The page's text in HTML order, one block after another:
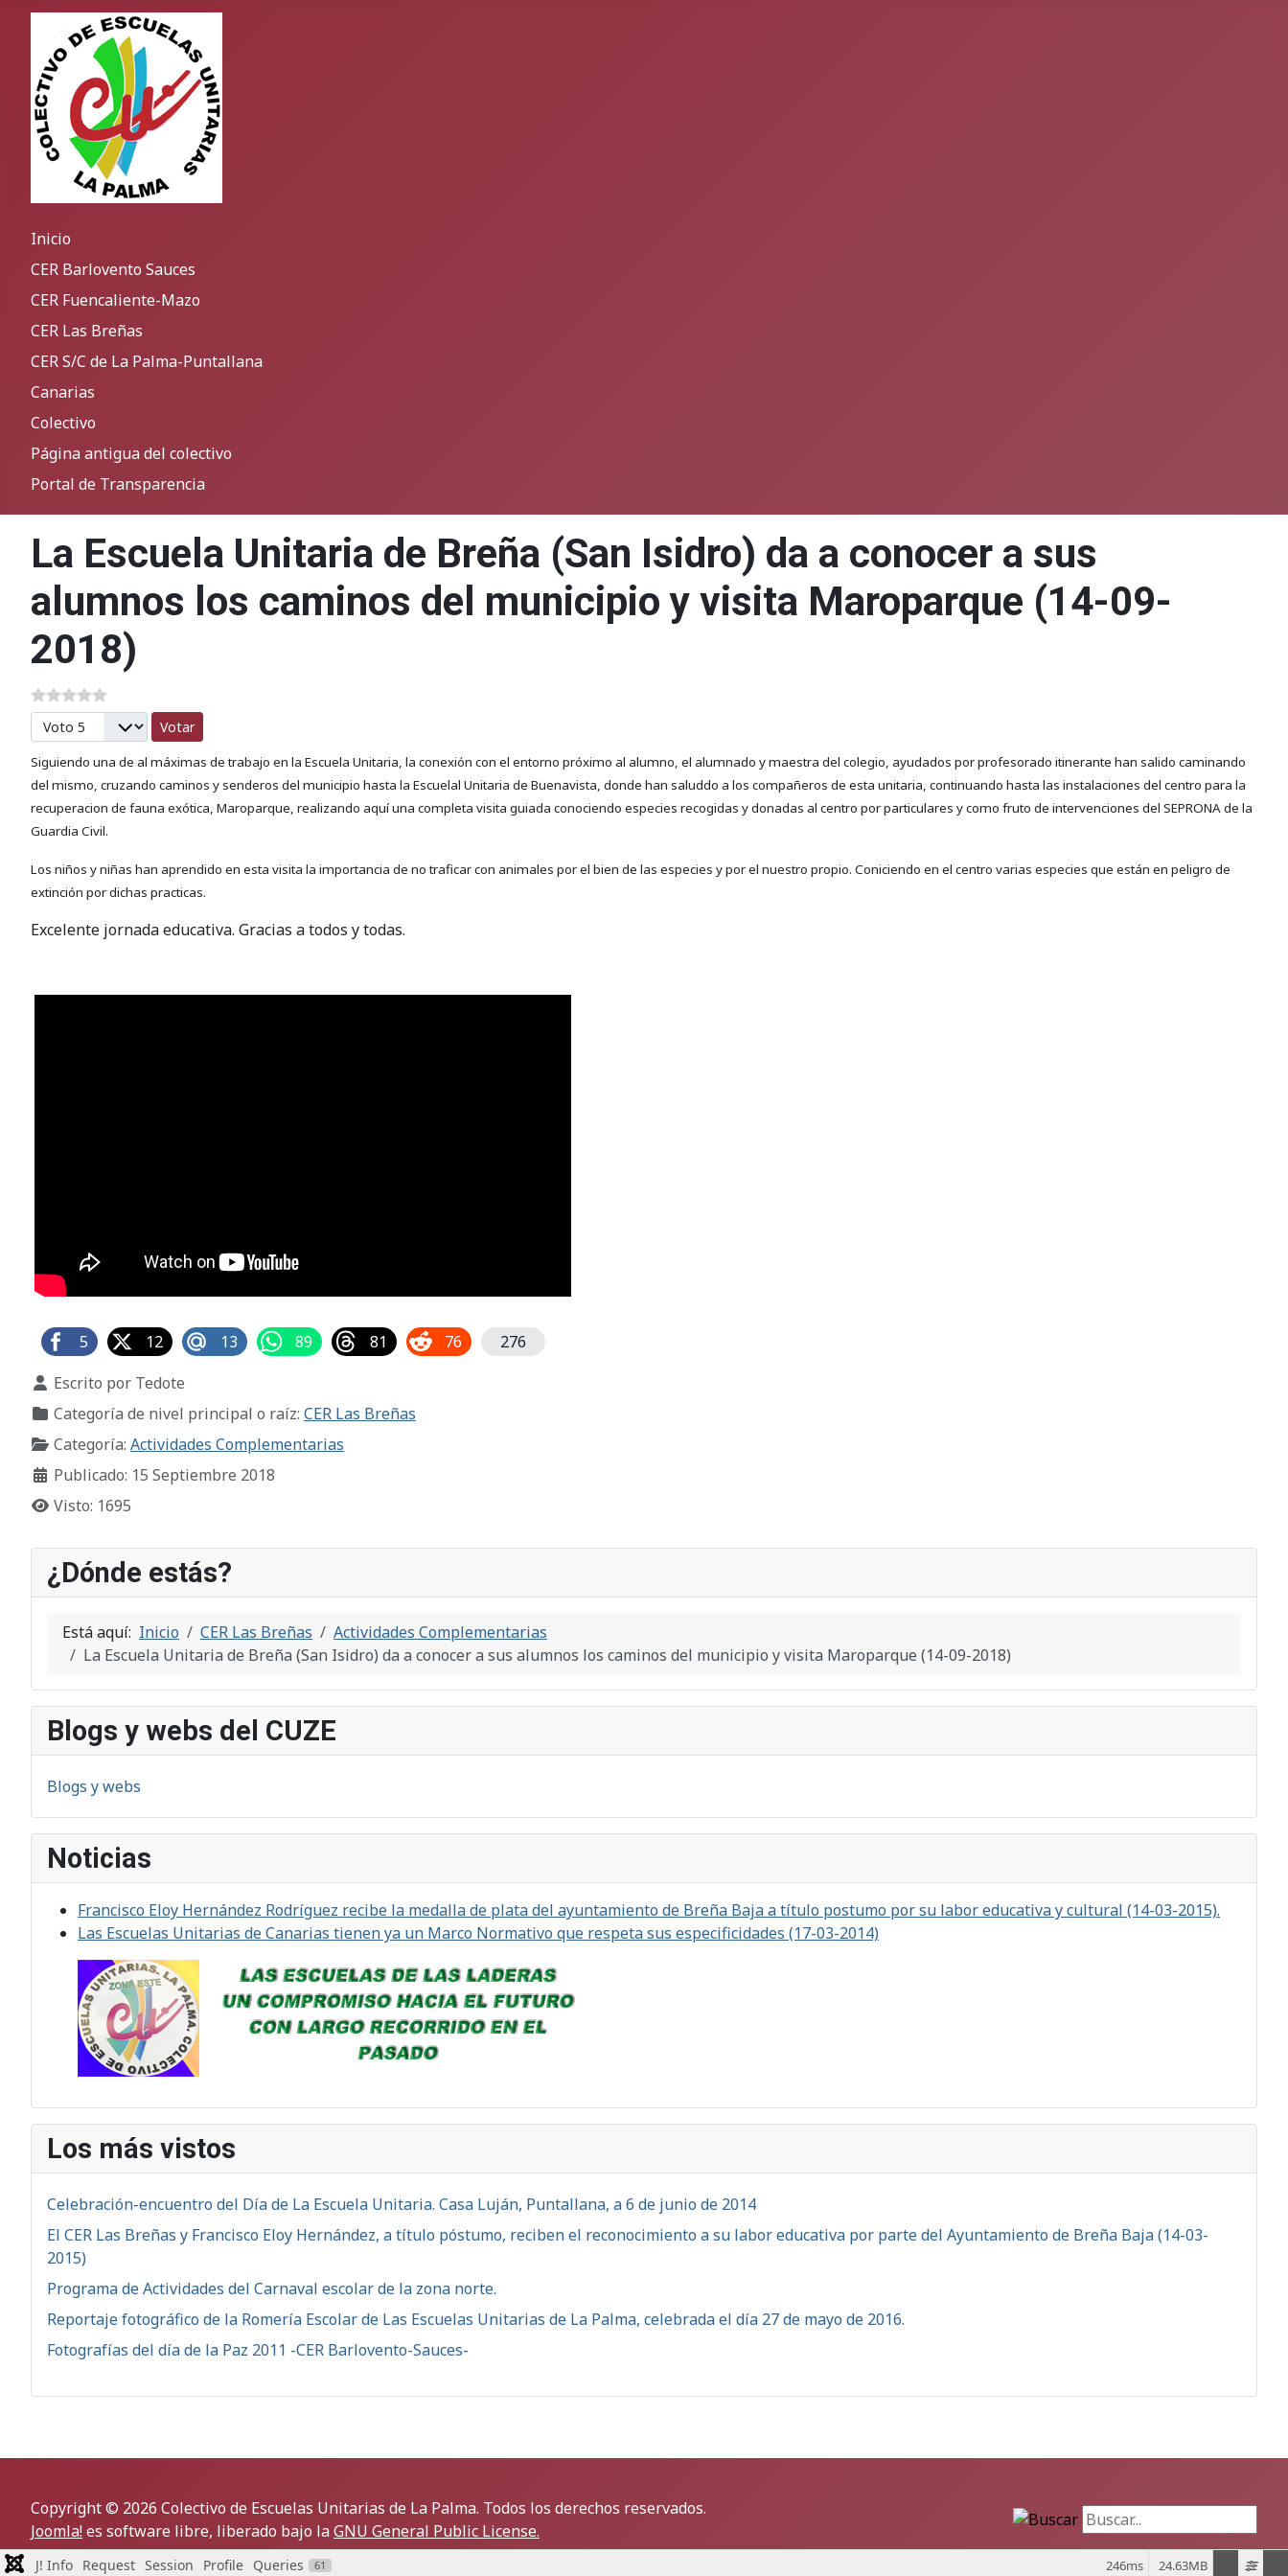
Inicio
CER Barlovento Sauces
CER Fuencaliente-Mazo
CER Las Breñas
CER S/C de La Palma-Puntallana
Canarias
Colectivo
Página antigua del colectivo
Portal de Transparencia
¿Dónde estás?
Está aquí: Inicio CER Las Breñas
Actividades Complementarias
La Escuela Unitaria de Breña (San Isidro) da a conocer a sus alumnos los caminos del municipio y visita Maroparque (14-09-2018)
Blogs y webs del CUZE
Blogs y webs
Noticias
Francisco Eloy Hernández Rodríguez recibe la medalla de plata del ayuntamiento de Breña Baja a título postumo por su labor educativa y cultural (14-03-2015).
Las Escuelas Unitarias de Canarias tienen ya un Marco Normativo que respeta sus especificidades (17-03-2014)
Los más vistos
Celebración-encuentro del Día de La Escuela Unitaria. Casa Luján, Puntallana, a 6 de junio de 2014
El CER Las Breñas y Francisco Eloy Hernández, a título póstumo, reciben el reconocimiento a su labor educativa por parte del Ayuntamiento de Breña Baja (14-03-
2015)
Programa de Actividades del Carnaval escolar de la zona norte.
Reportaje fotográfico de la Romería Escolar de Las Escuelas Unitarias de La Palma, celebrada el día 27 de mayo de 2016.
Fotografías del día de la Paz 2011 -CER Barlovento-Sauces-
La Escuela Unitaria de Breña (San Isidro) da a conocer a sus
alumnos los caminos del municipio y visita Maroparque (14-09-
2018)
Por favor, vote
Siguiendo una de al máximas de trabajo en la Escuela Unitaria, la conexión con el entorno próximo al alumno, el alumnado y maestra del colegio, ayudados por profesorado itinerante han salido caminando
del mismo, cruzando caminos y senderos del municipio hasta la Escuelal Unitaria de Buenavista, donde han saluddo a los compañeros de esta unitaria, continuando hasta las instalaciones del centro para la
recuperacion de fauna exótica, Maroparque, realizando aquí una completa visita guiada conociendo especies recogidas y donadas al centro por particulares y como fruto de intervenciones del SEPRONA de la
Guardia Civil.
Los niños y niñas han aprendido en esta visita la importancia de no traficar con animales por el bien de las especies y por el nuestro propio. Coniciendo en el centro varias especies que están en peligro de
extinción por dichas practicas.
Excelente jornada educativa. Gracias a todos y todas.
5 12 13 89 81 76
276
Detalles
Escrito por Tedote
Categoría de nivel principal o raíz: CER Las Breñas
Categoría: Actividades Complementarias
Publicado: 15 Septiembre 2018
Visto: 1695
Copyright © 2026 Colectivo de Escuelas Unitarias de La Palma. Todos los derechos reservados.
Joomla!es software libre, liberado bajo laGNU General Public License.
Buscar...
J! Info Request Session Profile Queries 61 24.63MB
246ms